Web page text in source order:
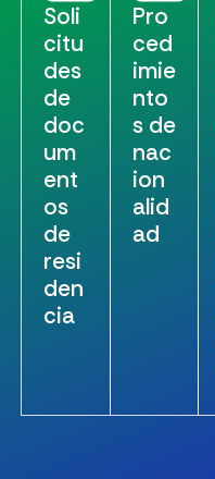
Soli
citu
des
de
doc
um
ent
os
de
resi
den
cia
Pro
ced
imie
nto
s de
nac
ion
alid
ad